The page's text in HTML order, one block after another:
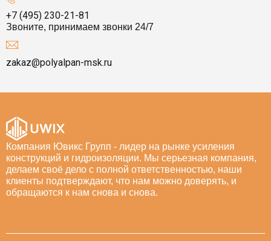
+7 (495) 230-21-81
Звоните, принимаем звонки 24/7
zakaz@polyalpan-msk.ru
Компания Ювикс Групп - лидер на рынке усиления
конструкций и гидроизоляции. Мы серьезная компания,
делаем своё дело с полной ответственностью, наши
клиенты подтверждают, что нам можно доверять, и
обращаются к нам снова и снова.